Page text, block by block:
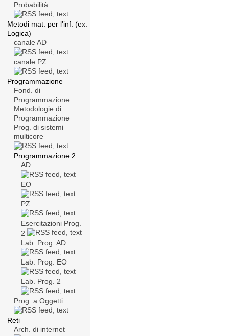
Probabilità
Metodi mat. per l'inf. (ex.
Logica)
canale AD
canale PZ
Programmazione
Fond. di
Programmazione
Metodologie di
Programmazione
Prog. di sistemi
multicore
Programmazione 2
AD
EO
PZ
Esercitazioni Prog.
2
Lab. Prog. AD
Lab. Prog. EO
Lab. Prog. 2
Prog. a Oggetti
Reti
Arch. di internet